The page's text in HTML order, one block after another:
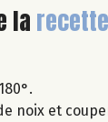
larecette
noix et